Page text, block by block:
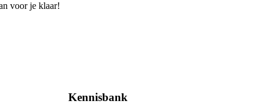
voor je klaar!
Kennisbank